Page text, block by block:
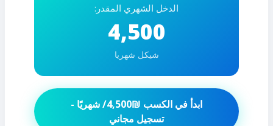
الدخل الشهري المقدر:
4,500
شيكل شهريا
ابدأ في الكسب ₪4,500/ شهريًا -
تسجيل مجاني